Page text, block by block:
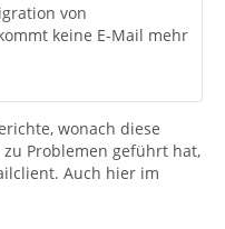
von
keine E-Mail mehr
wonach diese
Problemen geführt hat,
Auch hier im